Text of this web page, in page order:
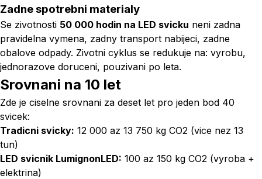
Zadne spotrebni materialy
Se zivotnosti 50 000 hodin na LED svicku neni zadna
pravidelna vymena, zadny transport nabijeci, zadne
obalove odpady. Zivotni cyklus se redukuje na: vyrobu,
jednorazove doruceni, pouzivani po leta.
Srovnani na 10 let
Zde je ciselne srovnani za deset let pro jeden bod 40
svicek:
Tradicni svicky: 12 000 az 13 750 kg CO2 (vice nez 13
tun)
LED svicnik LumignonLED: 100 az 150 kg CO2 (vyroba +
elektrina)